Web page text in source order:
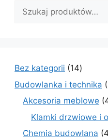
Bez kategorii 1414
Budowlanka i technika
Akcesoria meblowe
Klamki drzwiowe i
Chemia budowlana